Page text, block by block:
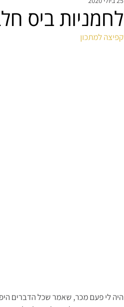
לחמניות ביס
קפיצה למתכון
היה לי פעם מכר, שאמר שכל הדברים